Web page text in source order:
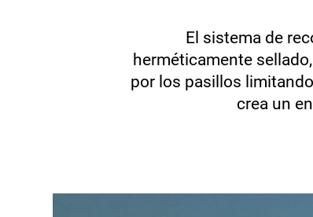
Envac User ExperienceEl sistema de
herméticamente
por los pasillos
crea un